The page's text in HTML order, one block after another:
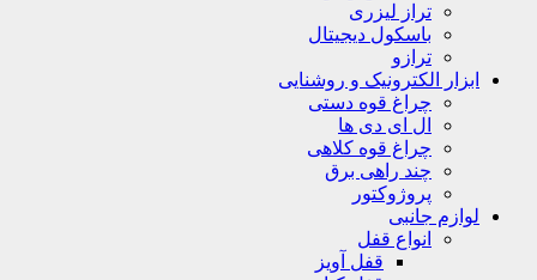
تراز لیزری
باسکول دیجیتال
ترازو
ابزار الکترونیک و روشنایی
چراغ قوه دستی
ال ای دی ها
چراغ قوه کلاهی
چند راهی برق
پروژوکتور
لوازم جانبی
انواع قفل
قفل آویز